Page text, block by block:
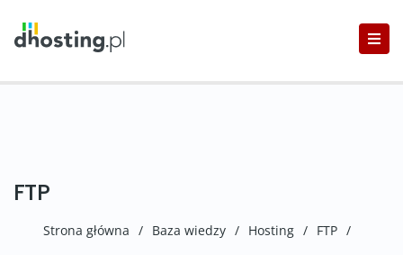
FTP
Strona główna / Baza wiedzy / Hosting / FTP /